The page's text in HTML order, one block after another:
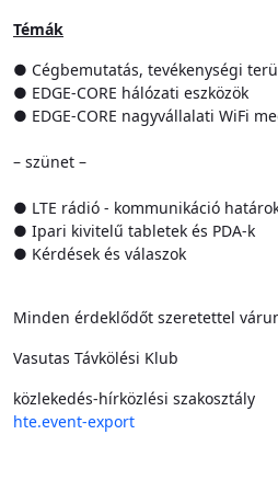
Témák
● Cégbemutatás, tevékenységi
● EDGE-CORE hálózati eszközök
● EDGE-CORE nagyvállalati WiFi
– szünet –
● LTE rádió - kommunikáció
● Ipari kivitelű tabletek és PDA-k
● Kérdések és válaszok
Minden érdeklődőt szeretettel
Vasutas Távkölési Klub
közlekedés-hírközlési szakosztály
hte.event-export